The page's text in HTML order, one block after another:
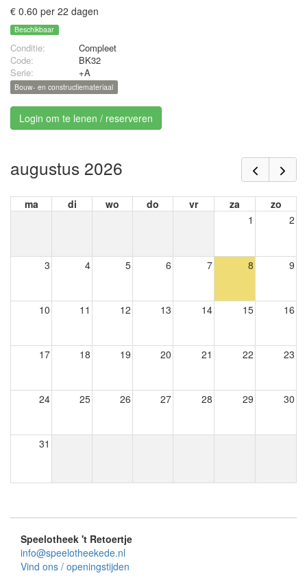
€ 0.60 per 22 dagen
Beschikbaar
Conditie:
Compleet
Code:
BK32
Serie:
+A
Bouw- en constructiemateriaal
Login om te lenen / reserveren
augustus 2026
ma di wo do vr za
zo
1
2
3 4 5 6 7 8 9
10 11 12 13 14 15 16
17 18 19 20 21 22 23
24 25 26 27 28 29 30
31
Speelotheek 't Retoertje
info@speelotheekede.nl
Vind ons / openingstijden